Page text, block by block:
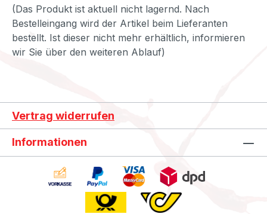
(Das Produkt ist aktuell nicht lagernd. Nach
Bestelleingang wird der Artikel beim Lieferanten
bestellt. Ist dieser nicht mehr erhältlich, informieren
wir Sie über den weiteren Ablauf)
Vertrag widerrufen
Informationen